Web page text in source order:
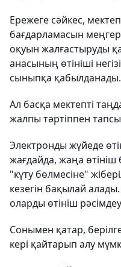
Ережеге сәйкес,
бағдарламасын
оқуын жалғастыруды
анасының өтініші
сыныпқа қабылданады.
Ал басқа мектепті
жалпы тәртіппен
Электронды жүйеде
жағдайда, жаңа
"күту бөлмесіне"
кезегін бақылай
оларды өтініш
Сонымен қатар,
кері қайтарып алу